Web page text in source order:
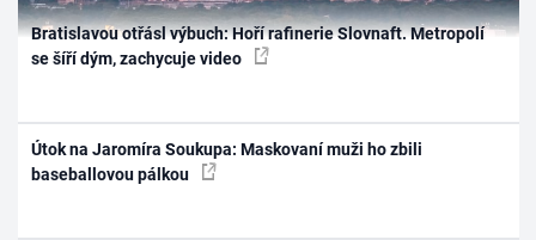
Bratislavou otřásl výbuch: Hoří rafinerie Slovnaft. Metropolí
se šíří dým, zachycuje video
Útok na Jaromíra Soukupa: Maskovaní muži ho zbili
baseballovou pálkou